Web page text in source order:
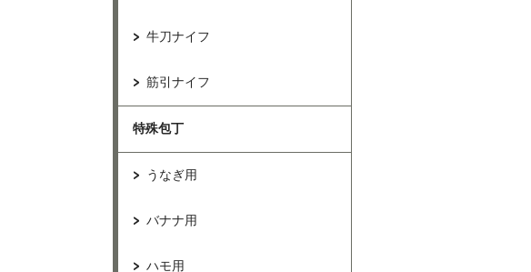
牛刀ナイフ
筋引ナイフ
特殊包丁
うなぎ用
バナナ用
ハモ用